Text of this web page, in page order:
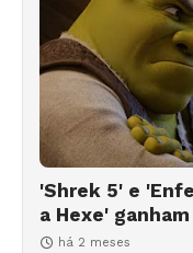
'Shrek 5' e
a Hexe'
há 2 meses